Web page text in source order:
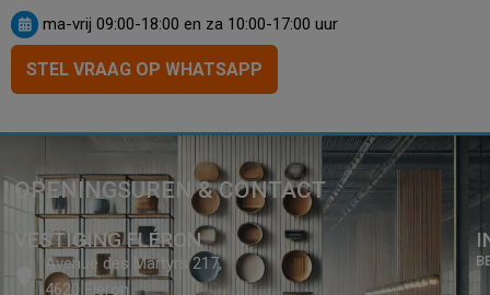
ma-vrij 09:00-18:00 en za 10:00-17:00 uur
STEL VRAAG OP WHATSAPP
OPENINGSUREN & CONTACT
VESTIGING FLÉRON
Avenue des Martyrs 217,
4620 Fléron